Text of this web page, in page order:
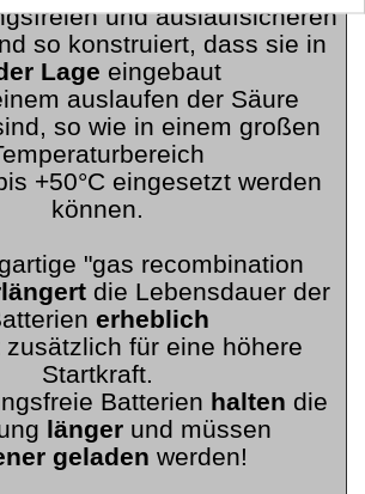
und auslaufsicheren
so konstruiert, dass sie in
Lage eingebaut
auslaufen der Säure
so wie in einem großen
+50°C eingesetzt werden
können.
"gas recombination
die Lebensdauer der
erheblich
zusätzlich für eine höhere
Startkraft.
Batterien halten die
länger und müssen
geladen werden!